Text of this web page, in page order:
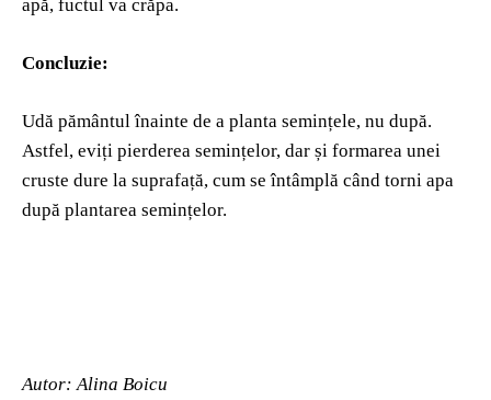
apă, fuctul va crăpa.
Concluzie:
Udă pământul înainte de a planta semințele, nu după.
Astfel, eviți pierderea semințelor, dar și formarea unei
cruste dure la suprafață, cum se întâmplă când torni apa
după plantarea semințelor.
Autor: Alina Boicu